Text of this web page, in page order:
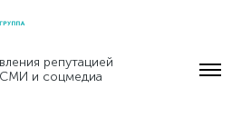
репутацией
и соцмедиа